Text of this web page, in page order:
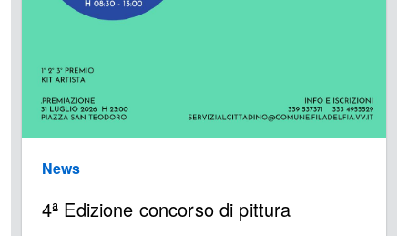
News
4ª Edizione concorso di pittura